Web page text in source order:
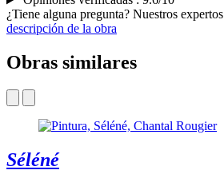
¿Tiene alguna pregunta? Nuestros
descripción de la obra
Obras similares
Séléné